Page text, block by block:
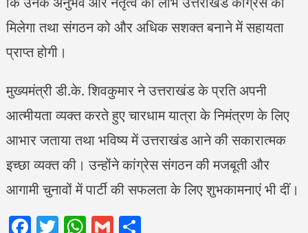
मिलेगा तथा संगठन को और अधिक सशक्त बनाने में सहायता
प्राप्त होगी।
मुख्यमंत्री डी.के. शिवकुमार ने उत्तराखंड के प्रति अपनी
आत्मीयता व्यक्त करते हुए चारधाम यात्रा के निमंत्रण के लिए
आभार जताया तथा भविष्य में उत्तराखंड आने की सकारात्मक
इच्छा व्यक्त की। उन्होंने कांग्रेस संगठन की मजबूती और
आगामी चुनावों में पार्टी की सफलता के लिए शुभकामनाएं भी दीं।
Facebook
Twitter
WhatsApp
GmailShare